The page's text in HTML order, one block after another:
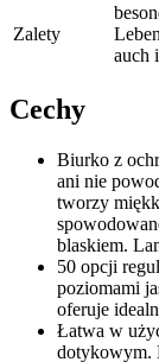
Zalety
auch
Cechy
Biurko z
ani nie
tworzy
blaskiem.
50 opcji
poziomami
oferuje
Łatwa w
dotykowym.